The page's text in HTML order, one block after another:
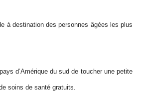
à destination des personnes âgées les plus
d’Amérique du sud de toucher une petite
soins de santé gratuits.